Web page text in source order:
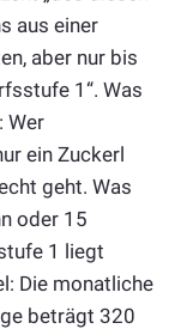
aus einer
aber nur bis
1“. Was
Wer
ein Zuckerl
geht. Was
oder 15
1 liegt
Die monatliche
beträgt 320